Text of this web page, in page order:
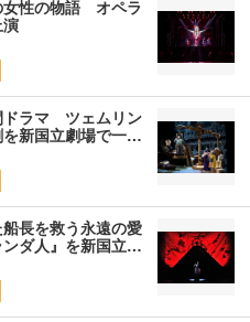
女性の物語 オペラ
演
ドラマ ツェムリン
を新国立劇場で一…
長を救う永遠の愛
ンダ人』を新国立…